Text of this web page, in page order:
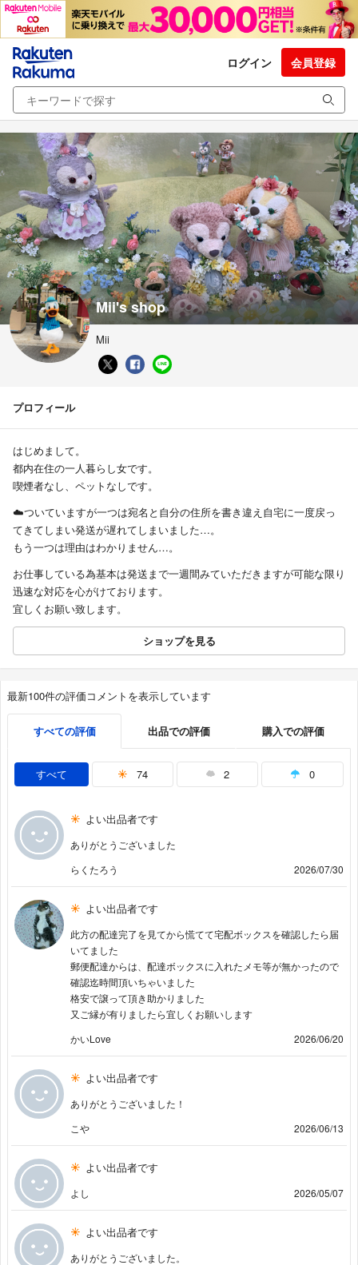
ログイン 会員登録
Mii's shop
Mii
プロフィール
はじめまして。
都内在住の一人暮らし女です。
喫煙者なし、ペットなしです。
☁️ついていますが一つは宛名と自分の住所を書き違え自宅に一度戻っ
てきてしまい発送が遅れてしまいました…。
もう一つは理由はわかりません…。
お仕事している為基本は発送まで一週間みていただきますが可能な限り
迅速な対応を心がけております。
宜しくお願い致します。
ショップを見る
最新100件の評価コメントを表示しています
すべての評価 出品での評価 購入での評価
すべて 74 2 0
よい出品者です
ありがとうございました
らくたろう
2026/07/30
よい出品者です
此方の配達完了を見てから慌てて宅配ボックスを確認したら届
いてました
郵便配達からは、配達ボックスに入れたメモ等が無かったので
確認迄時間頂いちゃいました
格安で譲って頂き助かりました
又ご縁が有りましたら宜しくお願いします
かいLove
2026/06/20
よい出品者です
ありがとうございました！
こや
2026/06/13
よい出品者です
よし 2026/05/07
よい出品者です
ありがとうございました。